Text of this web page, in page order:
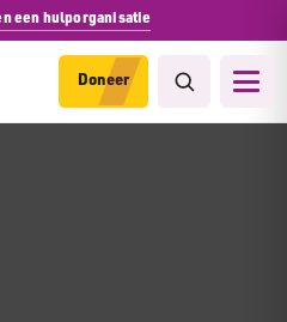
een hulporganisatie
Doneer